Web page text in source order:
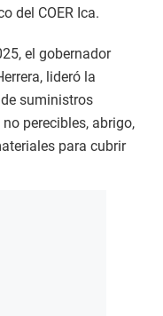
del COER Ica.
el gobernador
lideró la
suministros
perecibles, abrigo,
para cubrir